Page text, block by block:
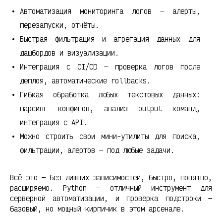
Автоматизация мониторинга логов — алерты,
перезапуски, отчёты.
Быстрая фильтрация и агрегация данных для
дашбордов и визуализации.
Интеграция с CI/CD — проверка логов после
деплоя, автоматические rollbacks.
Гибкая обработка любых текстовых данных:
парсинг конфигов, анализ output команд,
интеграция с API.
Можно строить свои мини-утилиты для поиска,
фильтрации, алертов — под любые задачи.
Всё это — без лишних зависимостей, быстро, понятно,
расширяемо. Python — отличный инструмент для
серверной автоматизации, и проверка подстроки —
базовый, но мощный кирпичик в этом арсенале.